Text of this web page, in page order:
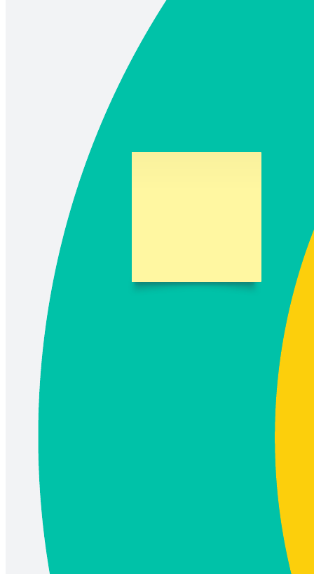
Mit einem Zielscheibendiagramm treffen Sie schneller knifflige